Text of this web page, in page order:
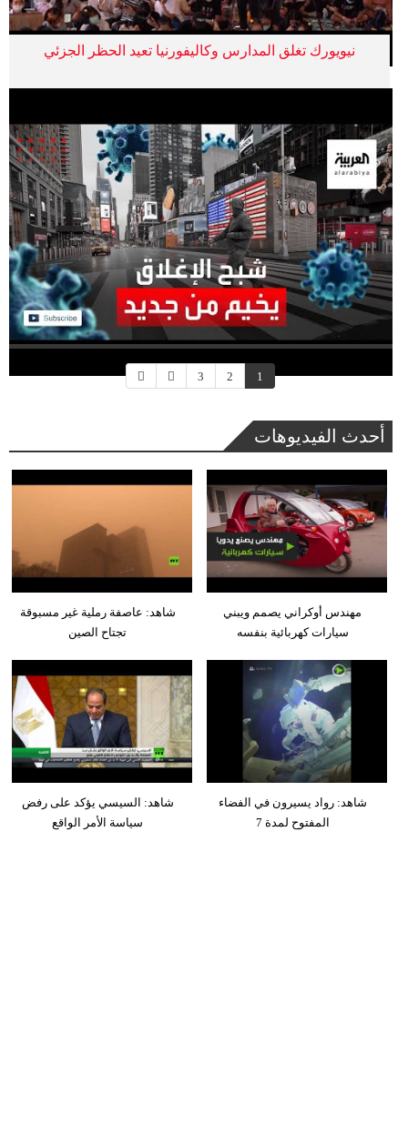
نيويورك تغلق المدارس وكاليفورنيا تعيد الحظر الجزئي
1
2
3
أحدث الفيديوهات
شاهد: عاصفة رملية غير مسبوقة
تجتاح الصين
مهندس أوكراني يصمم ويبني
سيارات كهربائية بنفسه
شاهد: السيسي يؤكد على رفض
سياسة الأمر الواقع
شاهد: رواد يسيرون في الفضاء
المفتوح لمدة 7